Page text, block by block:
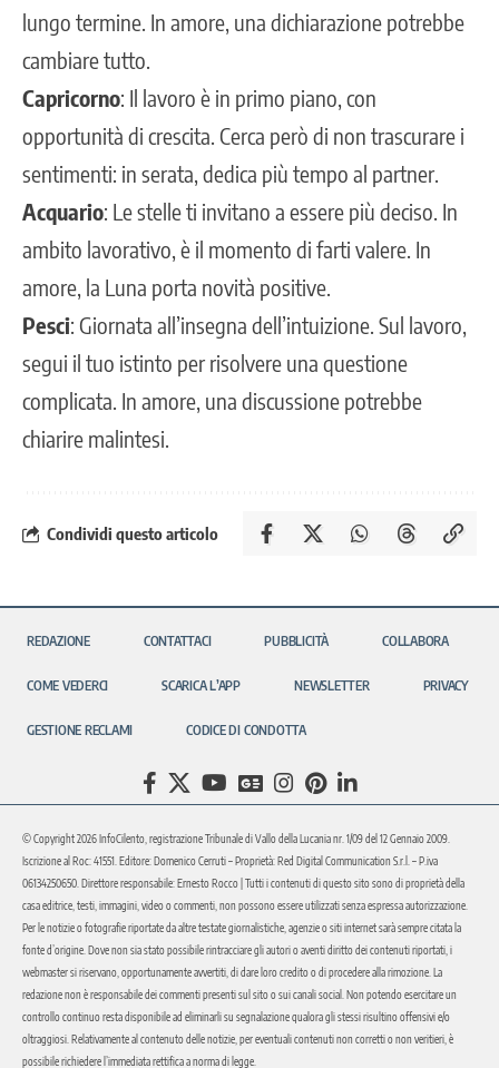
lungo termine. In amore, una dichiarazione potrebbe
cambiare tutto.
Capricorno: Il lavoro è in primo piano, con
opportunità di crescita. Cerca però di non trascurare i
sentimenti: in serata, dedica più tempo al partner.
Acquario: Le stelle ti invitano a essere più deciso. In
ambito lavorativo, è il momento di farti valere. In
amore, la Luna porta novità positive.
Pesci: Giornata all’insegna dell’intuizione. Sul lavoro,
segui il tuo istinto per risolvere una questione
complicata. In amore, una discussione potrebbe
chiarire malintesi.
Condividi questo articolo
REDAZIONE CONTATTACI PUBBLICITÀ COLLABORA
COME VEDERCI SCARICA L’APP NEWSLETTER PRIVACY
GESTIONE RECLAMI CODICE DI CONDOTTA
© Copyright 2026 InfoCilento, registrazione Tribunale di Vallo della Lucania nr. 1/09 del 12 Gennaio 2009.
Iscrizione al Roc: 41551. Editore: Domenico Cerruti – Proprietà: Red Digital Communication S.r.l. – P.iva
06134250650. Direttore responsabile: Ernesto Rocco | Tutti i contenuti di questo sito sono di proprietà della
casa editrice, testi, immagini, video o commenti, non possono essere utilizzati senza espressa autorizzazione.
Per le notizie o fotografie riportate da altre testate giornalistiche, agenzie o siti internet sarà sempre citata la
fonte d’origine. Dove non sia stato possibile rintracciare gli autori o aventi diritto dei contenuti riportati, i
webmaster si riservano, opportunamente avvertiti, di dare loro credito o di procedere alla rimozione. La
redazione non è responsabile dei commenti presenti sul sito o sui canali social. Non potendo esercitare un
controllo continuo resta disponibile ad eliminarli su segnalazione qualora gli stessi risultino offensivi e/o
oltraggiosi. Relativamente al contenuto delle notizie, per eventuali contenuti non corretti o non veritieri, è
possibile richiedere l’immediata rettifica a norma di legge.